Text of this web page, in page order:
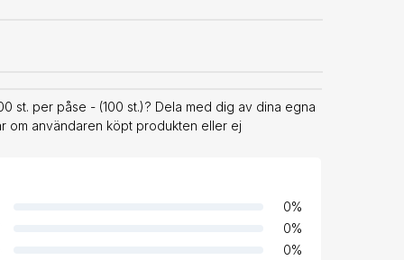
st. per påse - (100 st.)? Dela med dig av dina egna
om användaren köpt produkten eller ej
0%
0%
0%